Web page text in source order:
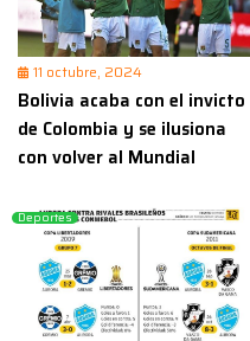
11 octubre, 2024
Bolivia acaba con el invicto
de Colombia y se ilusiona
con volver al Mundial
Deportes